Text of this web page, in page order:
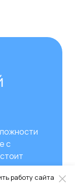
с
в
000 ₽ и
работу сайта